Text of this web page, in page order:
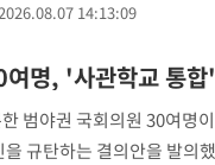
긴 생머리에 자연스러운 메
14:13:09
여명, '사관학교 통
범야권 국회의원 30여명
규탄하는 결의안을 발의